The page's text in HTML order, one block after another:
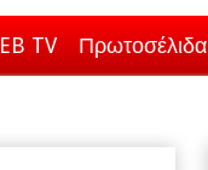
TV Πρωτοσέλιδα